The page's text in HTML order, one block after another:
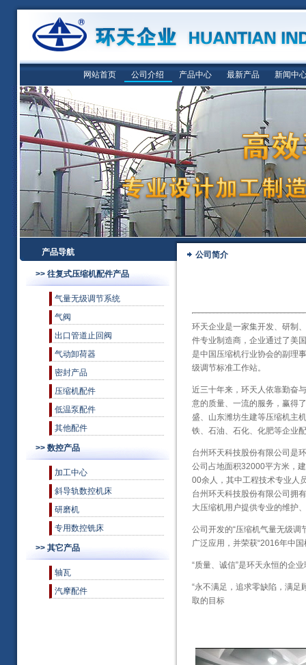
网站首页 公司介绍 产品中心 最新产品 新闻中
产品导航
公司简介
>> 往复式压缩机配件产品
气量无级调节系统
气阀
出口管道止回阀
气动卸荷器
密封产品
压缩机配件
低温泵配件
其他配件
>> 数控产品
加工中心
斜导轨数控机床
研磨机
专用数控铣床
>> 其它产品
轴瓦
汽摩配件
环天企业是一家集开发、研制
件专业制造商，企业通过了美
是中国压缩机行业协会的副理
级调节标准工作站。
近三十年来，环天人依靠勤奋
意的质量、一流的服务，赢得
盛、山东潍坊生建等压缩机主
铁、石油、石化、化肥等企业
台州环天科技股份有限公司是
公司占地面积32000平方米，
00余人，其中工程技术专业人
台州环天科技股份有限公司拥
大压缩机用户提供专业的维护
公司开发的“压缩机气量无级
广泛应用，并荣获“2016年中
“质量、诚信”是环天永恒的企
“永不满足，追求零缺陷，满足
取的目标